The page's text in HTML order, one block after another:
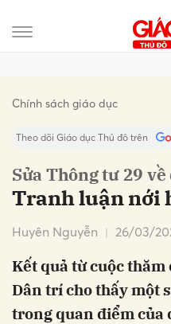
Chính sách giáo dục
Theo dõi Giáo dục Thủ đô trên
Sửa Thông tư 29
Tranh luận nới
Huyên Nguyễn 26/03/
Kết quả từ cuộc
Dân trí cho thấy một
trong quan điểm của